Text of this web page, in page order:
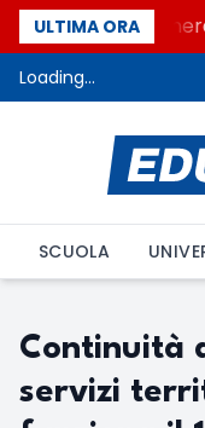
ULTIMA ORA
Passaggio
Loading...
SCUOLA
Continuità
servizi